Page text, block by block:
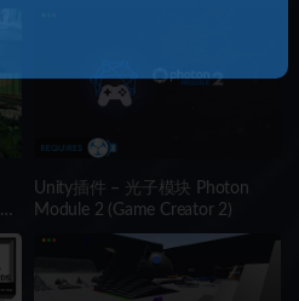
Unity插件 – 光子模块 Photon
Module 2 (Game Creator 2)